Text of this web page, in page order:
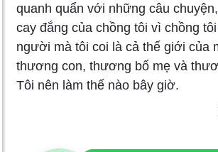
quanh quẩn với những câu
cay đắng của chồng tôi vì chồng
người mà tôi coi là cả thế giới của
thương con, thương bố mẹ và
Tôi nên làm thế nào bây giờ.